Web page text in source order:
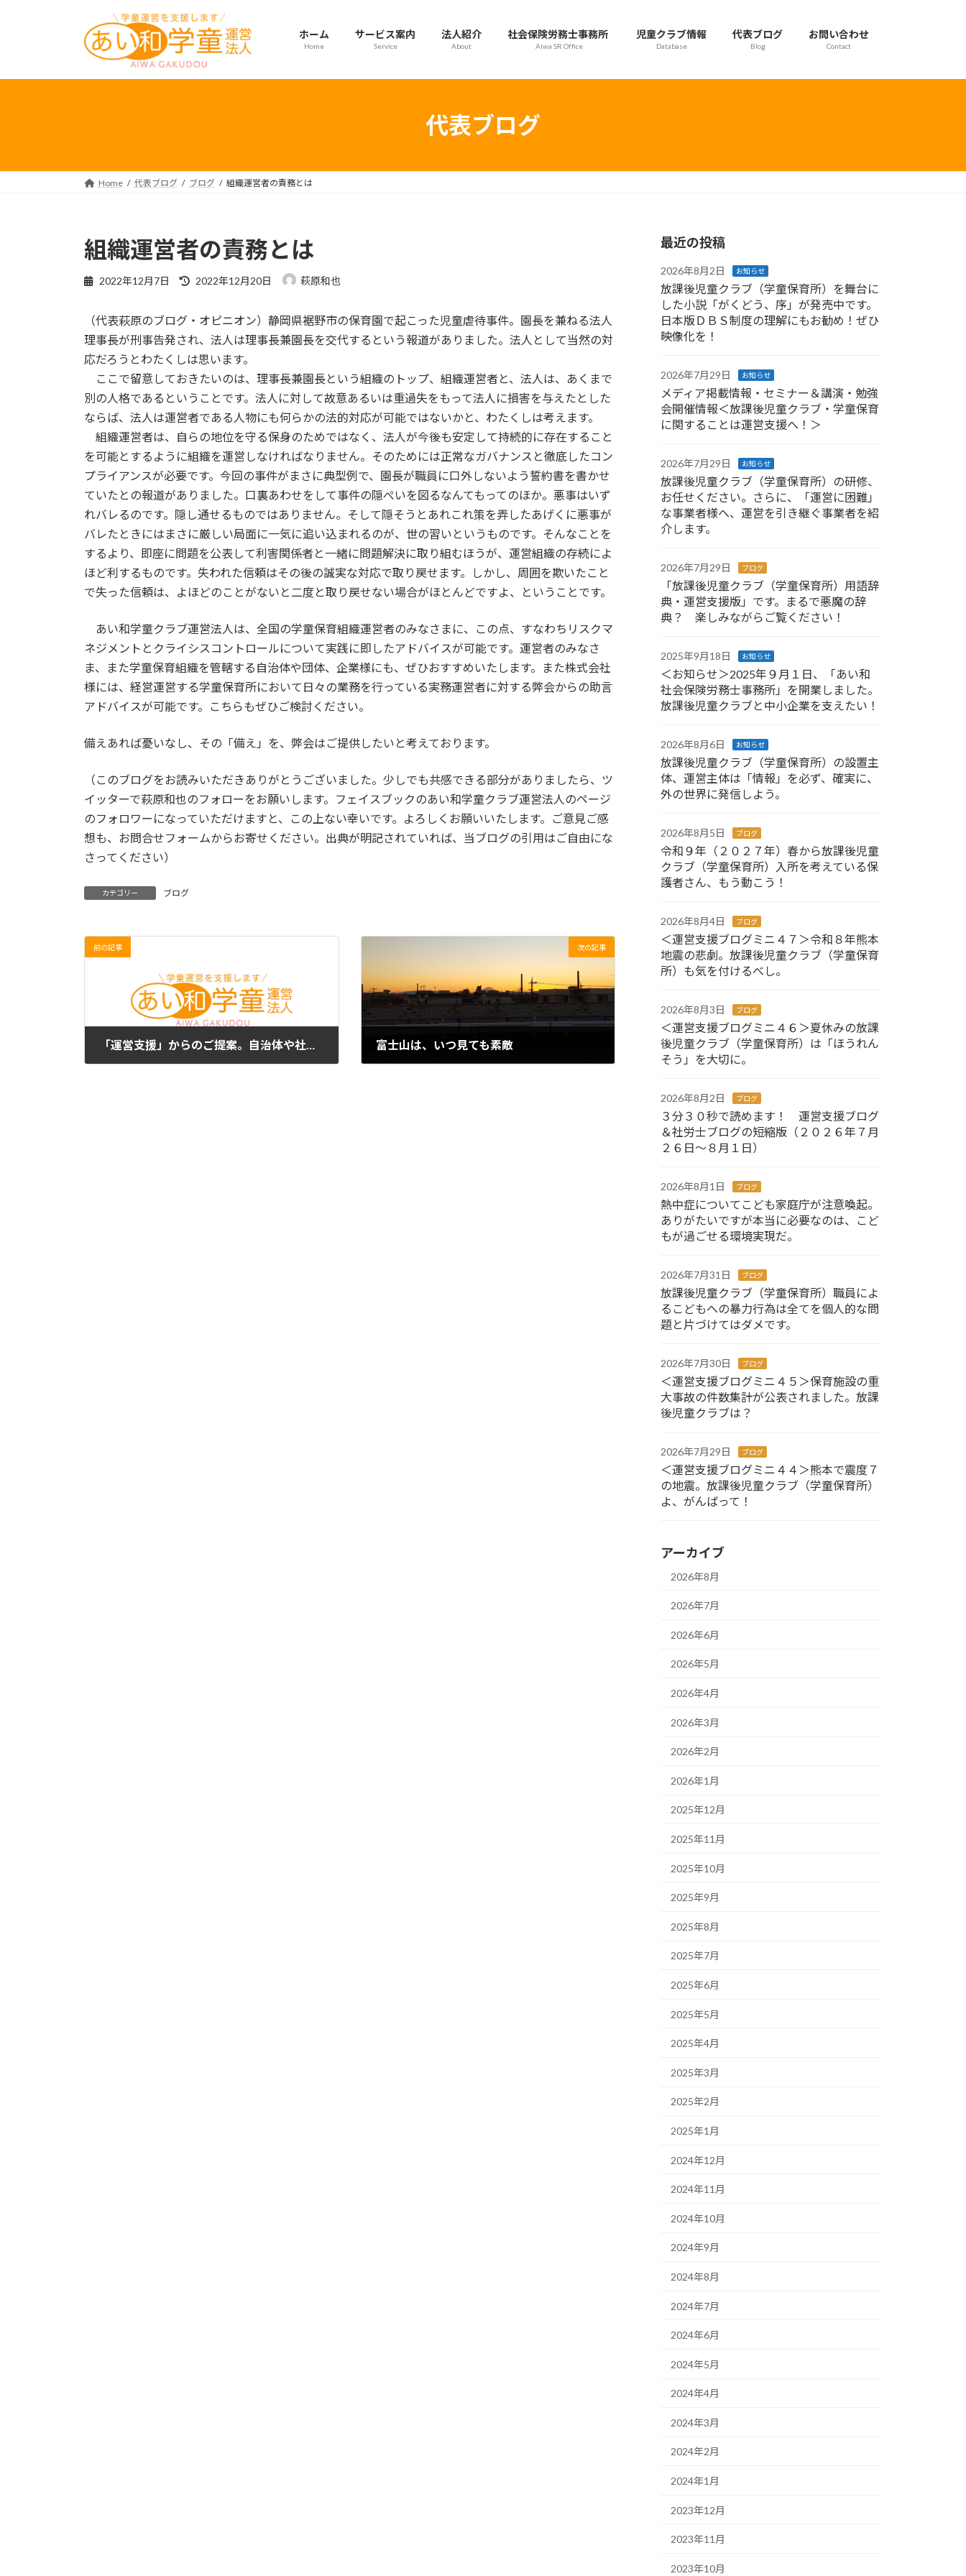
ツ
シ
ホーム
Home
サービス案内
Service
法人紹介
About
社会保険労務士事務所
Aiwa SR Office
児童クラブ情報
Database
代表ブログ
Blog
お問い合わせ
Contact
代表ブログ
Home 代表ブログ ブログ 組織運営者の責務とは
組織運営者の責務とは
2022年12月7日
最
新
日
:
2022年12月20日 萩原和也
（代表萩原のブログ・オピニオン）静岡県裾野市の保育園で起こった児童虐待事件。園長を兼ねる法人
理事長が刑事告発され、法人は理事長兼園長を交代するという報道がありました。法人として当然の対
応だろうとわたくしは思います。
ここで留意しておきたいのは、理事長兼園長という組織のトップ、組織運営者と、法人は、あくまで
別の人格であるということです。法人に対して故意あるいは重過失をもって法人に損害を与えたとした
ならば、法人は運営者である人物にも何らかの法的対応が可能ではないかと、わたくしは考えます。
組織運営者は、自らの地位を守る保身のためではなく、法人が今後も安定して持続的に存在すること
を可能とするように組織を運営しなければなりません。そのためには正常なガバナンスと徹底したコン
プライアンスが必要です。今回の事件がまさに典型例で、園長が職員に口外しないよう誓約書を書かせ
ていたとの報道がありました。口裏あわせをして事件の隠ぺいを図るなんてもってのほか。悪事はいず
れバレるのです。隠し通せるものではありません。そして隠そうとあれこれ策を弄したあげくに悪事が
バレたときにはまさに厳しい局面に一気に追い込まれるのが、世の習いというものです。そんなことを
するより、即座に問題を公表して利害関係者と一緒に問題解決に取り組むほうが、運営組織の存続によ
ほど利するものです。失われた信頼はその後の誠実な対応で取り戻せます。しかし、周囲を欺いたこと
で失った信頼は、よほどのことがないと二度と取り戻せない場合がほとんどですよ、ということです。
あい和学童クラブ運営法人は、全国の学童保育組織運営者のみなさまに、この点、すなわちリスクマ
ネジメントとクライシスコントロールについて実践に即したアドバイスが可能です。運営者のみなさ
ま、また学童保育組織を管轄する自治体や団体、企業様にも、ぜひおすすめいたします。また株式会社
様には、経営運営する学童保育所において日々の業務を行っている実務運営者に対する弊会からの助言
アドバイスが可能です。こちらもぜひご検討ください。
備えあれば憂いなし、その「備え」を、弊会はご提供したいと考えております。
（このブログをお読みいただきありがとうございました。少しでも共感できる部分がありましたら、ツ
イッターで萩原和也のフォローをお願いします。フェイスブックのあい和学童クラブ運営法人のページ
のフォロワーになっていただけますと、この上ない幸いです。よろしくお願いいたします。ご意見ご感
想も、お問合せフォームからお寄せください。出典が明記されていれば、当ブログの引用はご自由にな
さってください）
カテゴリー ブログ
前の記事 次の記事
富士山は、いつ見ても素敵
最近の投稿
2026年8月2日 お知らせ
放課後児童クラブ（学童保育所）を舞台に
した小説「がくどう、序」が発売中です。
日本版ＤＢＳ制度の理解にもお勧め！ぜひ
映像化を！
2026年7月29日 お知らせ
メディア掲載情報・セミナー＆講演・勉強
会開催情報＜放課後児童クラブ・学童保育
に関することは運営支援へ！＞
2026年7月29日 お知らせ
放課後児童クラブ（学童保育所）の研修、
お任せください。さらに、「運営に困難」
な事業者様へ、運営を引き継ぐ事業者を紹
介します。
2026年7月29日 ブログ
「放課後児童クラブ（学童保育所）用語辞
典・運営支援版」です。まるで悪魔の辞
典？ 楽しみながらご覧ください！
2025年9月18日 お知らせ
＜お知らせ＞2025年９月１日、「あい和
社会保険労務士事務所」を開業しました。
放課後児童クラブと中小企業を支えたい！
2026年8月6日 お知らせ
放課後児童クラブ（学童保育所）の設置主
体、運営主体は「情報」を必ず、確実に、
外の世界に発信しよう。
2026年8月5日 ブログ
令和９年（２０２７年）春から放課後児童
クラブ（学童保育所）入所を考えている保
護者さん、もう動こう！
2026年8月4日 ブログ
＜運営支援ブログミニ４７＞令和８年熊本
地震の悲劇。放課後児童クラブ（学童保育
所）も気を付けるべし。
2026年8月3日 ブログ
＜運営支援ブログミニ４６＞夏休みの放課
後児童クラブ（学童保育所）は「ほうれん
そう」を大切に。
2026年8月2日 ブログ
３分３０秒で読めます！ 運営支援ブログ
＆社労士ブログの短縮版（２０２６年７月
２６日～８月１日）
2026年8月1日 ブログ
熱中症についてこども家庭庁が注意喚起。
ありがたいですが本当に必要なのは、こど
もが過ごせる環境実現だ。
2026年7月31日 ブログ
放課後児童クラブ（学童保育所）職員によ
るこどもへの暴力行為は全てを個人的な問
題と片づけてはダメです。
2026年7月30日 ブログ
＜運営支援ブログミニ４５＞保育施設の重
大事故の件数集計が公表されました。放課
後児童クラブは？
2026年7月29日 ブログ
＜運営支援ブログミニ４４＞熊本で震度７
の地震。放課後児童クラブ（学童保育所）
よ、がんばって！
アーカイブ
2026年8月
2026年7月
2026年6月
2026年5月
2026年4月
2026年3月
2026年2月
2026年1月
2025年12月
2025年11月
2025年10月
2025年9月
2025年8月
2025年7月
2025年6月
2025年5月
2025年4月
2025年3月
2025年2月
2025年1月
2024年12月
2024年11月
2024年10月
2024年9月
2024年8月
2024年7月
2024年6月
2024年5月
2024年4月
2024年3月
2024年2月
2024年1月
2023年12月
2023年11月
2023年10月